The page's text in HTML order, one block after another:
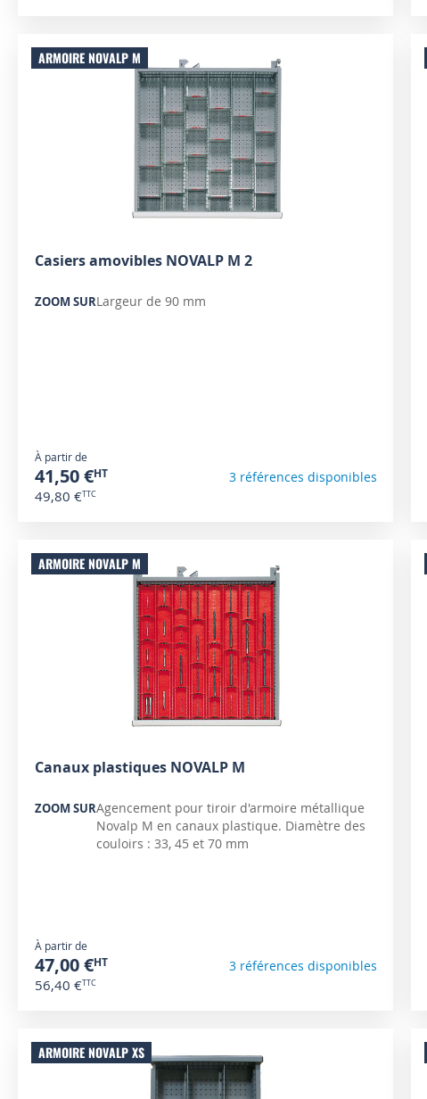
ARMOIRE NOVALP M
Casiers amovibles NOVALP M 2
ZOOM SURLargeur de 90 mm
À partir de
41,50 €
49,80 €
3 références disponibles
ARMOIRE NOVALP M
Canaux plastiques NOVALP M
ZOOM SURAgencement pour tiroir d'armoire métallique
Novalp M en canaux plastique. Diamètre des
couloirs : 33, 45 et 70 mm
À partir de
47,00 €
56,40 €
3 références disponibles
ARMOIRE NOVALP XS